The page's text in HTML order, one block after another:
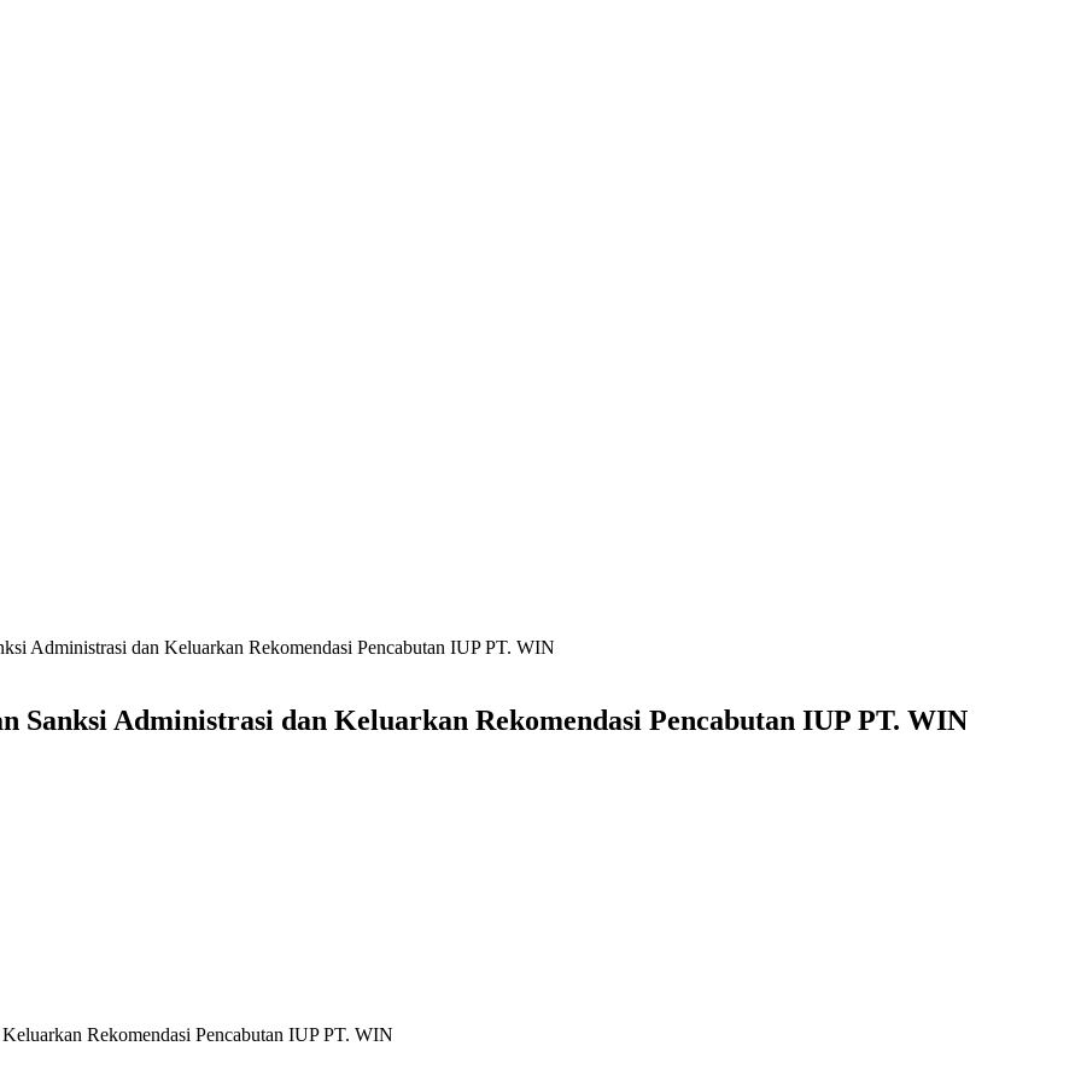
Administrasi dan Keluarkan Rekomendasi Pencabutan IUP PT. WIN
Sanksi Administrasi dan Keluarkan Rekomendasi Pencabutan IUP PT. WIN
Rekomendasi Pencabutan IUP PT. WIN